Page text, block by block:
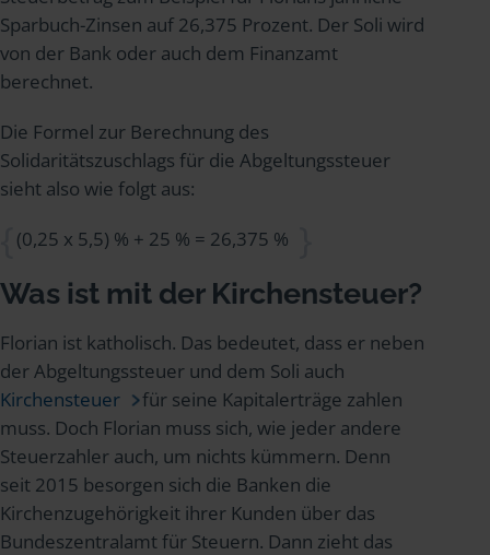
Sparbuch-Zinsen auf 26,375 Prozent. Der Soli wird
von der Bank oder auch dem Finanzamt
berechnet.
Die Formel zur Berechnung des
Solidaritätszuschlags für die Abgeltungssteuer
sieht also wie folgt aus:
(0,25 x 5,5) % + 25 % = 26,375 %
Was ist mit der Kirchensteuer?
Florian ist katholisch. Das bedeutet, dass er neben
der Abgeltungssteuer und dem Soli auch
Kirchensteuer
für seine Kapitalerträge zahlen
muss. Doch Florian muss sich, wie jeder andere
Steuerzahler auch, um nichts kümmern. Denn
seit 2015 besorgen sich die Banken die
Kirchenzugehörigkeit ihrer Kunden über das
Bundeszentralamt für Steuern. Dann zieht das